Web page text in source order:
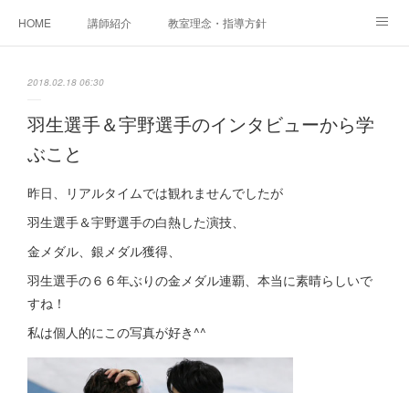
HOME 講師紹介 教室理念・指導方針
ご相談・体験レッスンお申し込み
2018.02.18 06:30
羽生選手＆宇野選手のインタビューから学
ぶこと
昨日、リアルタイムでは観れませんでしたが
羽生選手＆宇野選手の白熱した演技、
金メダル、銀メダル獲得、
羽生選手の６６年ぶりの金メダル連覇、本当に素晴らしいで
すね！
私は個人的にこの写真が好き^^